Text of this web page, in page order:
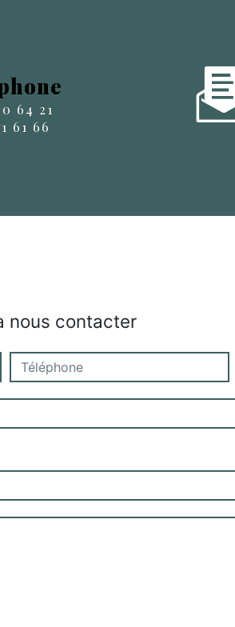
64 21
61 66
nous contacter